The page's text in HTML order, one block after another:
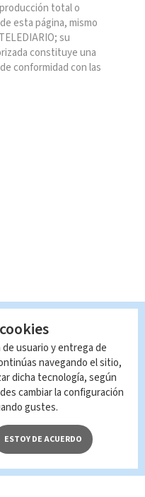
total o
esta página, mismo
su
constituye una
conformidad con las
usuario y entrega de
navegando el sitio,
dicha tecnología, según
cambiar la configuración
gustes.
ESTOY DE ACUERDO